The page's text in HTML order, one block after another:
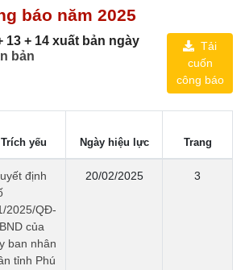
báo năm 2025
13 + 14 xuất bản ngày
bản
Tải
cuốn
công báo
Trích yếu Ngày hiệu lực Trang
định
2025/QĐ-
của
ban nhân
tỉnh Phú
20/02/2025 3